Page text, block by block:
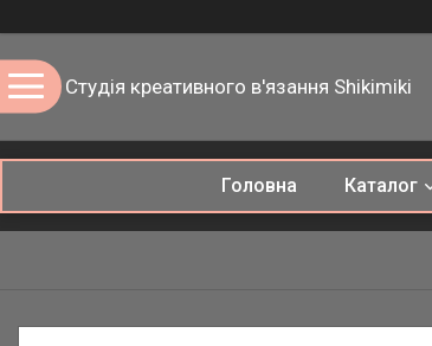
Студія креативного в'язання Shikimiki
Головна Каталог